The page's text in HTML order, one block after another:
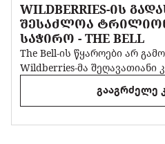
WILDBERRIES-ᲘᲡ
ᲨᲔᲡᲐᲫᲚᲝᲐ
ᲡᲐᲭᲘᲠᲝ - THE BELL
The Bell-ის წყაროები არ
Wildberries-მა შეღავათიანი
გააგრძელე